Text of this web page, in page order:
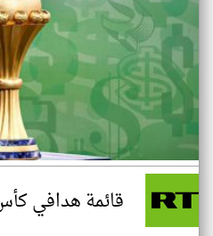
قائمة هدافي كأس